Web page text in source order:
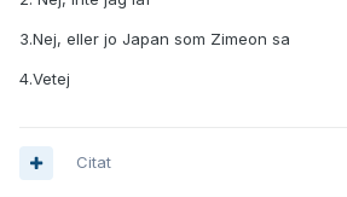
3.Nej, eller jo Japan som Zimeon sa
4.Vetej
Citat